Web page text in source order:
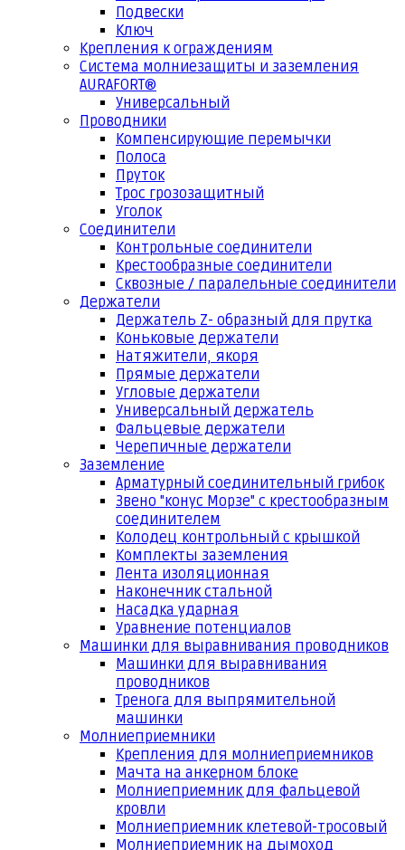
Подвески
Ключ
Крепления к ограждениям
Система молниезащиты и заземления
AURAFORT®
Универсальный
Проводники
Компенсирующие перемычки
Полоса
Пруток
Трос грозозащитный
Уголок
Соединители
Контрольные соединители
Крестообразные соединители
Сквозные / паралельные соединители
Держатели
Держатель Z- образный для прутка
Коньковые держатели
Натяжители, якоря
Прямые держатели
Угловые держатели
Универсальный держатель
Фальцевые держатели
Черепичные держатели
Заземление
Арматурный соединительный грибок
Звено "конус Морзе" с крестообразным
соединителем
Колодец контрольный с крышкой
Комплекты заземления
Лента изоляционная
Наконечник стальной
Насадка ударная
Уравнение потенциалов
Машинки для выравнивания проводников
Машинки для выравнивания
проводников
Тренога для выпрямительной
машинки
Молниеприемники
Крепления для молниеприемников
Мачта на анкерном блоке
Молниеприемник для фальцевой
кровли
Молниеприемник клетевой-тросовый
Молниеприемник на дымоход